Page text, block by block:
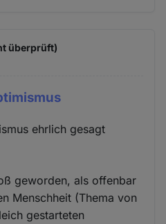
überprüft)
ehrlich gesagt
geworden, als offenbar
Menschheit (Thema von
gestarteten